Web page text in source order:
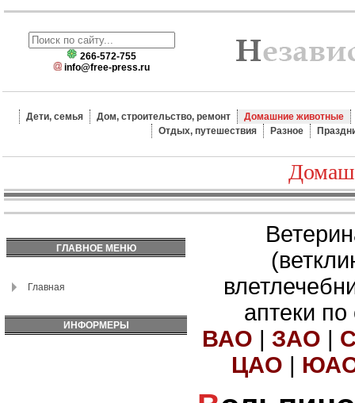
266-572-755
info@free-press.ru
Дети, семья Дом, строительство, ремонт
Домашние животные
Отдых, путешествия
Разное
ГЛАВНОЕ МЕНЮ
Главная
ИНФОРМЕРЫ
аптеки
ВАО | ЗАО |
ЦАО |